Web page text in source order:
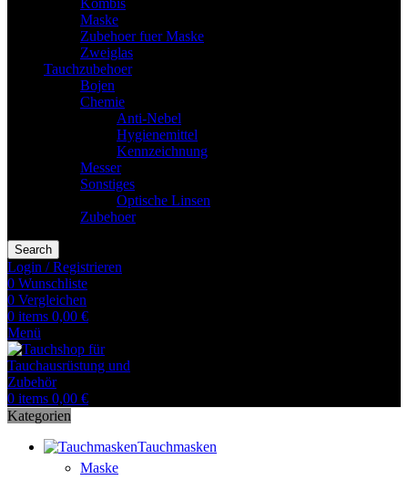
Kombis
Maske
Zubehoer fuer Maske
Zweiglas
Tauchzubehoer
Bojen
Chemie
Anti-Nebel
Hygienemittel
Kennzeichnung
Messer
Sonstiges
Optische Linsen
Zubehoer
Search
Login / Registrieren
0 Wunschliste
0 Vergleichen
0 items 0,00 €
Menü
0 items 0,00 €
Kategorien
Tauchmasken
Maske